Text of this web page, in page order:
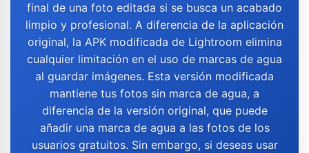
final de una foto editada si se busca un acabado
limpio y profesional. A diferencia de la aplicación
original, la APK modificada de Lightroom elimina
cualquier limitación en el uso de marcas de agua
al guardar imágenes. Esta versión modificada
mantiene tus fotos sin marca de agua, a
diferencia de la versión original, que puede
añadir una marca de agua a las fotos de los
usuarios gratuitos. Sin embargo, si deseas usar